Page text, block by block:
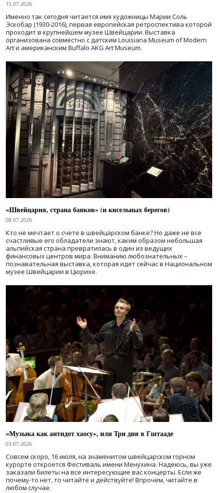
15.07.2026
Именно так сегодня читается имя художницы Марии Соль
Эскобар (1930-2016), первая европейская ретроспектива которой
проходит в крупнейшем музее Швейцарии. Выставка
организована совместно с датским Louisiana Museum of Modern
Art и американским Buffalo AKG Art Museum.
«Швейцария, страна банков» (и кисельных берегов)
08.07.2026
Кто не мечтает о счете в швейцарском банке? Но даже не все
счастливые его обладатели знают, каким образом небольшая
альпийская страна превратилась в один из ведущих
финансовых центров мира. Вниманию любознательных –
познавательная выставка, которая идет сейчас в Национальном
музее Швейцарии в Цюрихе.
«Музыка как антидот хаосу», или Три дня в Гштааде
03.07.2026
Совсем скоро, 16 июля, на знаменитом швейцарском горном
курорте откроется Фестиваль имени Менухина. Надеюсь, вы уже
заказали билеты на все интересующие вас концерты. Если же
почему-то нет, то читайте и действуйте! Впрочем, читайте в
любом случае.